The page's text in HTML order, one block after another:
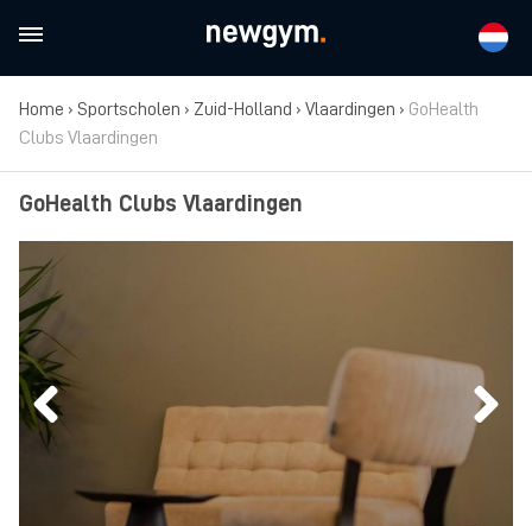
Home › Sportscholen › Zuid-Holland › Vlaardingen › GoHealth
Clubs Vlaardingen
GoHealth Clubs Vlaardingen